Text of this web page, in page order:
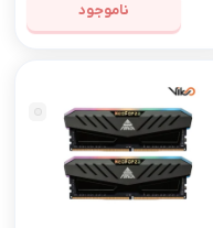
ناموجود